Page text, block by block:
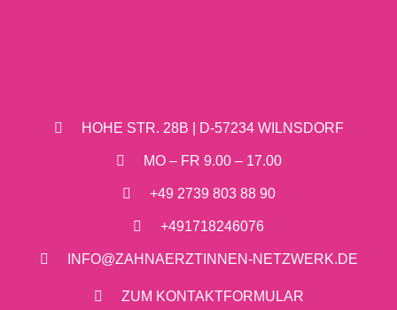
HOHE STR. 28B | D-57234 WILNSDORF
MO – FR 9.00 – 17.00
+49 2739 803 88 90
+491718246076
INFO@ZAHNAERZTINNEN-NETZWERK.DE
ZUM KONTAKTFORMULAR